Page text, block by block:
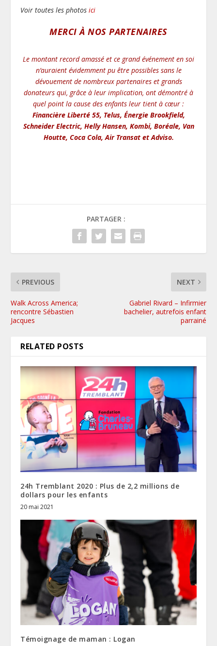
Voir toutes les photosici
MERCI À NOS PARTENAIRES
Le montant record amassé et ce grand événement en soi
n’auraient évidemment pu être possibles sans le
dévouement de nombreux partenaires et grands
donateurs qui, grâce à leur implication, ont démontré à
quel point la cause des enfants leur tient à cœur :
Financière Liberté 55, Telus, Énergie Brookfield,
Schneider Electric, Helly Hansen, Kombi, Boréale, Van
Houtte, Coca Cola, Air Transat et Adviso.
PARTAGER :
PREVIOUS
Walk Across America;
rencontre Sébastien
Jacques
NEXT
Gabriel Rivard – Infirmier
bachelier, autrefois enfant
parrainé
RELATED POSTS
24h Tremblant 2020 : Plus de 2,2 millions de
dollars pour les enfants
20 mai 2021
Témoignage de maman : Logan